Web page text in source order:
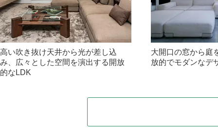
高い吹き抜け天井から光が差し込
み、広々とした空間を演出する開放
的なLDK
大開口の窓から庭
放的でモダンなデ